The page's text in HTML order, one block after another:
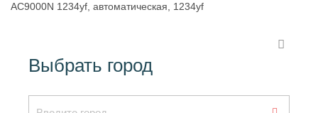
AC9000N 1234yf, автоматическая, 1234yf
Выбрать город